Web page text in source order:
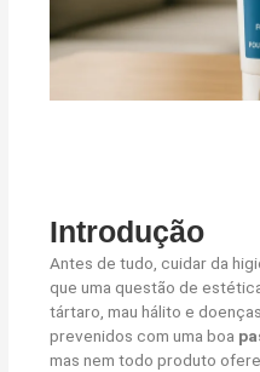
Introdução
Antes de tudo, cuidar da
que uma questão de
tártaro, mau hálito e
prevenidos com uma boa
mas nem todo produto